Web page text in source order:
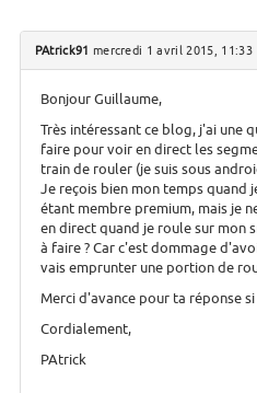
PAtrick91 mercredi 1 avril 2015, 11:33
Bonjour Guillaume,
Très intéressant ce blog, j'ai une
faire pour voir en direct les
train de rouler (je suis sous
Je reçois bien mon temps quand
étant membre premium, mais je
en direct quand je roule sur mon
à faire ? Car c'est dommage
vais emprunter une portion de
Merci d'avance pour ta réponse
Cordialement,
PAtrick